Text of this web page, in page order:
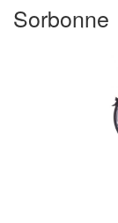
Sorbonne